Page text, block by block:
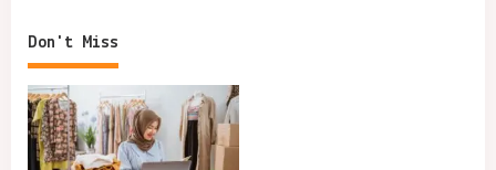
g
a
t
i
Don't Miss